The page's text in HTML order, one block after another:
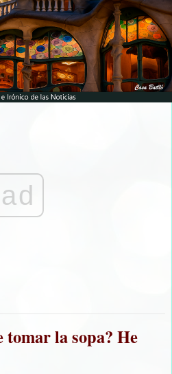
ad
la sopa? He